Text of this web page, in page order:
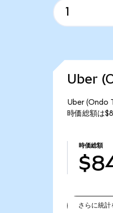
Uber
Uber (Ondo
時価総額は
時価総額
さらに統計